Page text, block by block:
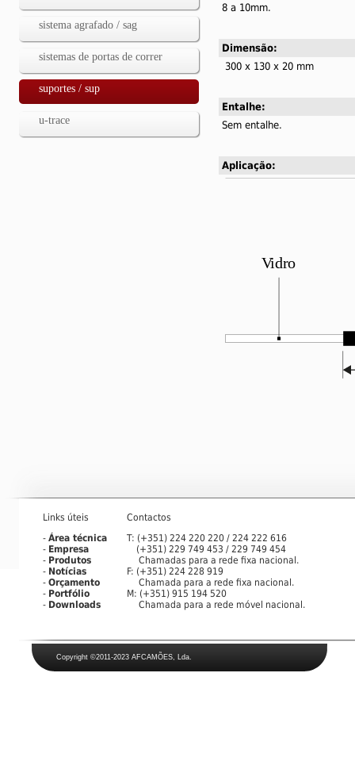
sistema agrafado / sag
sistemas de portas de correr
suportes / sup
u-trace
8 a 10mm.
Dimensão:
300 x 130 x 20 mm
Entalhe:
Sem entalhe.
Aplicação:
Links úteis
- Área técnica
- Empresa
- Produtos
- Notícias
- Orçamento
- Portfólio
- Downloads
Contactos
T: (+351) 224 220 220 / 224 222 616
(+351) 229 749 453 / 229 749 454
Chamadas para a rede fixa nacional.
F: (+351) 224 228 919
Chamada para a rede fixa nacional.
M: (+351) 915 194 520
Chamada para a rede móvel nacional.
Copyright ©2011-2023 AFCAMÕES, Lda.